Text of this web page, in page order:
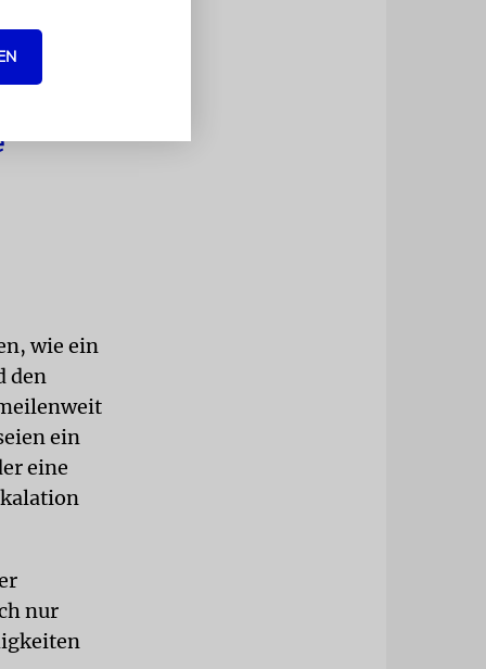
wie ein
den
ein
eine
nur